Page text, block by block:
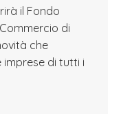
il Fondo
di
che
di tutti i